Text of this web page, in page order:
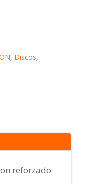
, Discos,
reforzado